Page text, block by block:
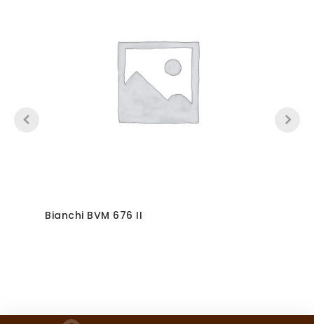
Bianchi BVM 676 II